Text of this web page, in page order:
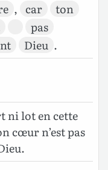
, car
ton
pas
Dieu .
ni lot en cette
cœur n’est pas